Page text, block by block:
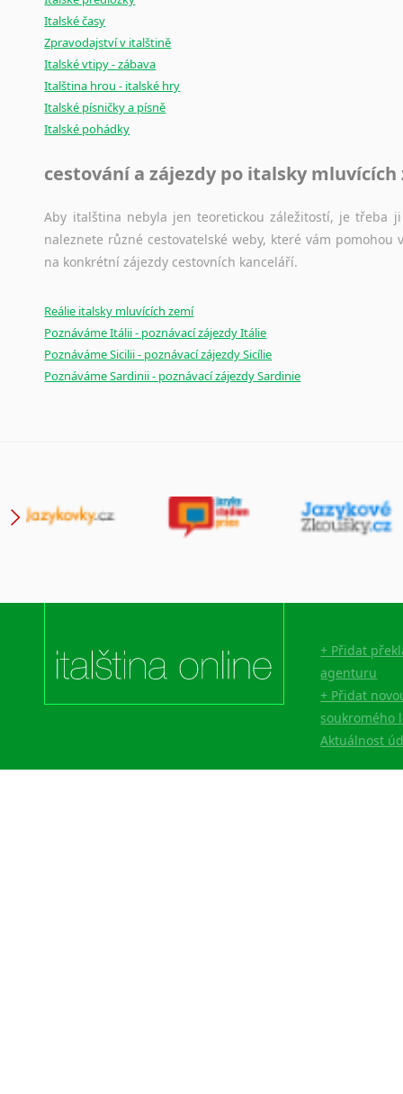
Italské časy
Zpravodajství v italštině
Italské vtipy - zábava
Italština hrou - italské hry
Italské písničky a písně
Italské pohádky
cestování a zájezdy po italsky mluvících
Aby italština nebyla jen teoretickou záležitostí, je třeba
naleznete různé cestovatelské weby, které vám
na konkrétní zájezdy cestovních kanceláří.
Reálie italsky mluvících zemí
Poznáváme Itálii - poznávací zájezdy Itálie
Poznáváme Sicilii - poznávací zájezdy Sicílie
Poznáváme Sardinii - poznávací zájezdy Sardinie
+ Přidat
agenturu
+ Přidat
soukromého
Aktuálnost